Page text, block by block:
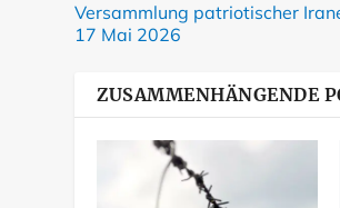
Versammlung patriotischer
17 Mai 2026
ZUSAMMENHÄNGENDE